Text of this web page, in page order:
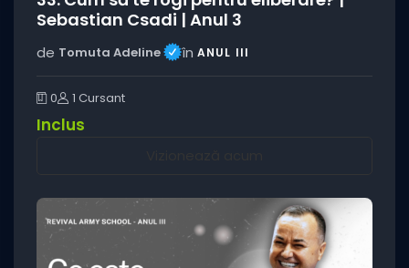
Sebastian Csadi | Anul 3
de Tomuta Adeline în ANUL III
0 1 Cursant
Inclus